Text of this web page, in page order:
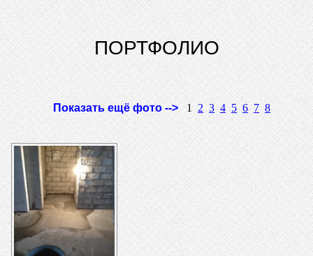
ПОРТФОЛИО
Показать ещё фото --> 12 3 4 5 6 7 8